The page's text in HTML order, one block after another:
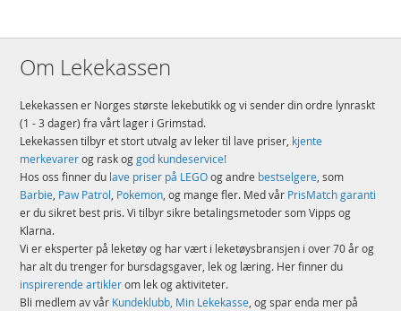
Om Lekekassen
Lekekassen er Norges største lekebutikk og vi sender din ordre lynraskt
(1 - 3 dager) fra vårt lager i Grimstad.
Lekekassen tilbyr et stort utvalg av leker til lave priser, kjente
merkevarerog rask oggod kundeservice!
Hos oss finner du lave priser på LEGOog andre bestselgere, som
Barbie, Paw Patrol, Pokemon, og mange fler. Med vår PrisMatch garanti
er du sikret best pris. Vi tilbyr sikre betalingsmetoder som Vipps og
Klarna.
Vi er eksperter på leketøy og har vært i leketøysbransjen i over 70 år og
har alt du trenger for bursdagsgaver, lek og læring. Her finner du
inspirerende artiklerom lek og aktiviteter.
Bli medlem av vår Kundeklubb, Min Lekekasse, og spar enda mer på